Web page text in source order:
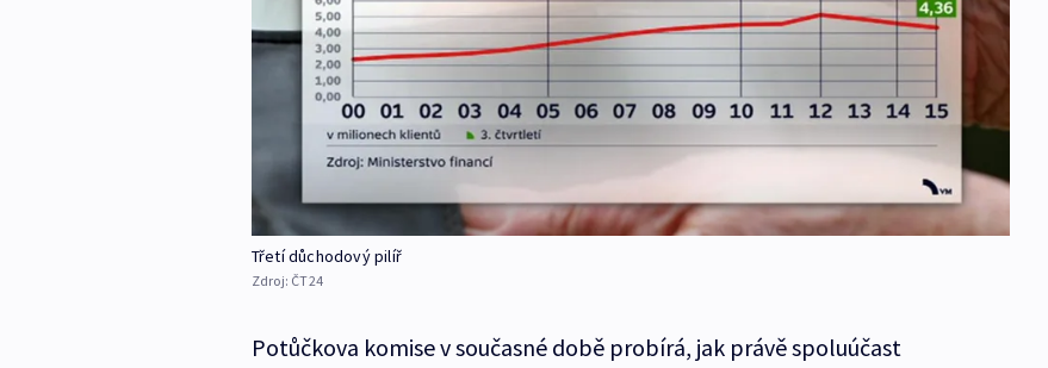
Třetí důchodový pilíř
Zdroj: ČT24
Potůčkova komise v současné době probírá, jak právě spoluúčast